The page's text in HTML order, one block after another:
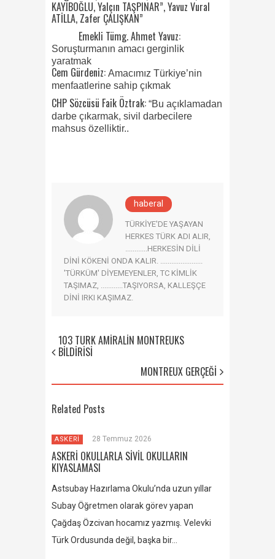
KAYIBOĞLU, Yalçın TAŞPINAR”, Yavuz Vural
ATİLLA, Zafer ÇALIŞKAN”
Emekli Tümg. Ahmet Yavuz:
Soruşturmanın amacı gerginlik
yaratmak
Cem Gürdeniz: Amacımız Türkiye’nin
menfaatlerine sahip çıkmak
CHP Sözcüsü Faik Öztrak: “Bu açıklamadan
darbe çıkarmak, sivil darbecilere
mahsus özelliktir..
haberal
TÜRKİYE'DE YAŞAYAN
HERKES TÜRK ADI ALIR,
............HERKESİN DİLİ
DİNİ KÖKENİ ONDA KALIR. .......................
'TÜRKÜM' DİYEMEYENLER, TC KİMLİK
TAŞIMAZ, ............TAŞIYORSA, KALLEŞÇE
DİNİ IRKI KAŞIMAZ.
103 TÜRK AMİRALİN MONTREUKS
BİLDİRİSİ
MONTREUX GERÇEĞİ
Related Posts
ASKERİ 28 Temmuz 2026
ASKERİ OKULLARLA SİVİL OKULLARIN
KIYASLAMASI
Astsubay Hazırlama Okulu’nda uzun yıllar
Subay Öğretmen olarak görev yapan
Çağdaş Özcivan hocamız yazmış. Velevki
Türk Ordusunda değil, başka bir…